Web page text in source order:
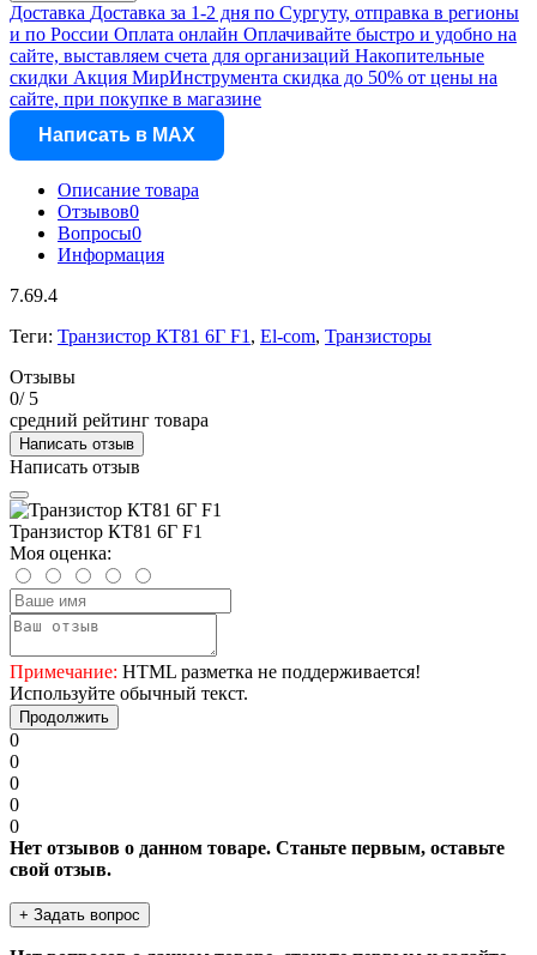
Доставка Доставка за 1-2 дня по Сургуту, отправка в регионы
и по России Оплата онлайн Оплачивайте быстро и удобно на
сайте, выставляем счета для организаций Накопительные
скидки Акция МирИнструмента скидка до 50% от цены на
сайте, при покупке в магазине
Написать в MAX
Описание товара
Отзывов0
Вопросы0
Информация
7.69.4
Теги: Транзистор КТ81 6Г F1 , El-com, Транзисторы
Отзывы
0/ 5
средний рейтинг товара
Написать отзыв
Написать отзыв
Транзистор КТ81 6Г F1
Моя оценка:
Примечание: HTML разметка не поддерживается!
Используйте обычный текст.
Продолжить
0
0
0
0
0
Нет отзывов о данном товаре. Станьте первым, оставьте
свой отзыв.
+ Задать вопрос